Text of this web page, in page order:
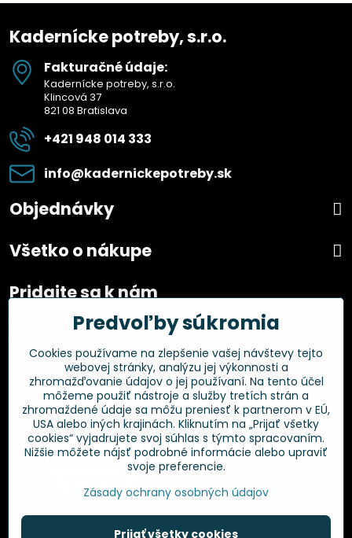
Kadernícke potreby, s.r.o.
Fakturačné údaje:
Kadernícke potreby, s.r.o.
Klincová 37
821 08 Bratislava
+421 948 014 333
info​@kadernickepotreby​.sk
Objednávky
Všetko o nákupe
Pridajte sa k nám
Facebook
Overené zákazníkmi
Predvoľby súkromia
Cookies používame na zlepšenie vašej návštevy tejto
webovej stránky, analýzu jej výkonnosti a
zhromažďovanie údajov o jej používaní. Na tento účel
môžeme použiť nástroje a služby tretích strán a
zhromaždené údaje sa môžu preniesť k partnerom v EÚ,
USA alebo iných krajinách. Kliknutím na „Prijať všetky
cookies“ vyjadrujete svoj súhlas s týmto spracovaním.
Nižšie môžete nájsť podrobné informácie alebo upraviť
svoje preferencie.
Zásady ochrany osobných údajov
Prijať všetky cookies